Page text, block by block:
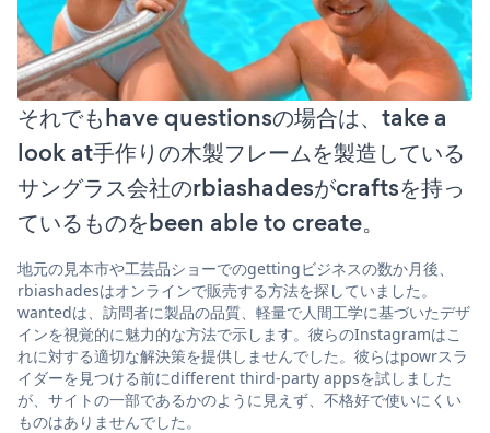
それでもhave questionsの場合は、take a
look at手作りの木製フレームを製造している
サングラス会社のrbiashadesがcraftsを持っ
ているものをbeen able to create。
地元の見本市や工芸品ショーでのgettingビジネスの数か月後、
rbiashadesはオンラインで販売する方法を探していました。
wantedは、訪問者に製品の品質、軽量で人間工学に基づいたデザ
インを視覚的に魅力的な方法で示します。彼らのInstagramはこ
れに対する適切な解決策を提供しませんでした。彼らはpowrスラ
イダーを見つける前にdifferent third-party appsを試しました
が、サイトの一部であるかのように見えず、不格好で使いにくい
ものはありませんでした。